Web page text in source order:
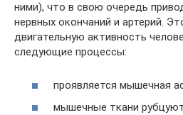
ними), что в свою очередь
нервных окончаний и артерий.
двигательную активность
следующие процессы:
проявляется мышечная
мышечные ткани